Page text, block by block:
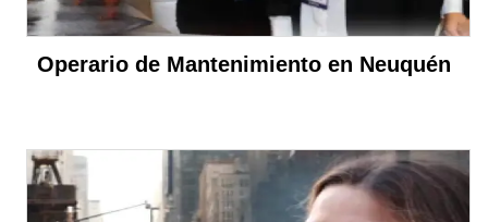
Operario de Mantenimiento en Neuquén